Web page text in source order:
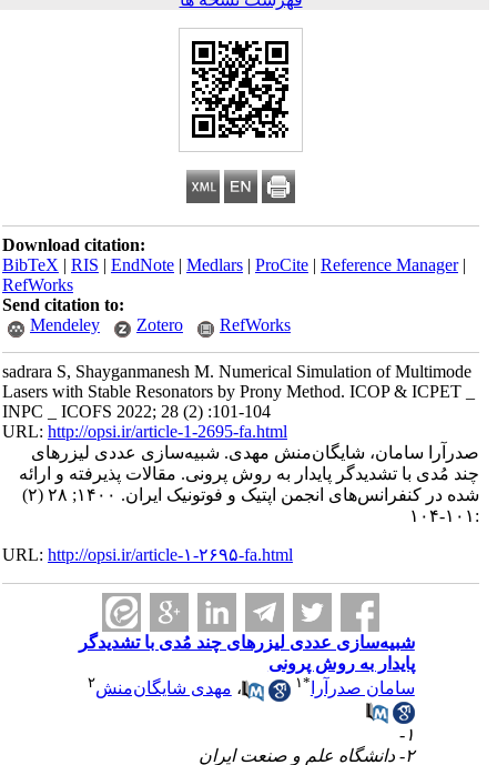
Download citation:
BibTeX|RIS|EndNote|Medlars|ProCite|Reference Manager
RefWorks
Send citation to:
Mendeley
Zotero RefWorks
sadrara S, Shayganmanesh M. Numerical Simulation of Multimode
Lasers with Stable Resonators by Prony Method. ICOP & ICPET _
INPC _ ICOFS 2022; 28 (2) :101-104
URL:http://opsi.ir/article-1-2695-fa.html
صدرآرا سامان، شایگان‌منش مهدی. شبیه‌سازی عددی لیزرهای
چند مُدی با تشدیدگر پایدار به روش پرونی. مقالات پذیرفته و ارائه
شده در کنفرانس‌های انجمن اپتیک و فوتونیک ایران. ۱۴۰۰; ۲۸ (۲)
URL:http://opsi.ir/article-۱-۲۶۹۵-fa.html
شبیه‌سازی عددی لیزرهای چند مُدی با تشدیدگر
پایدار به روش پرونی
سامان صدرآرا * ۱ ،مهدی شایگان‌منش۲